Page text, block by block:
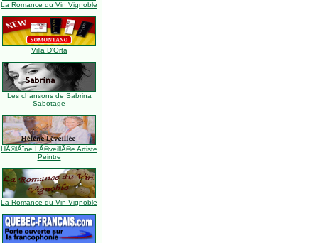
La Romance du Vin Vignoble
Villa D'Orta
Les chansons de Sabrina
Sabotage
HÃ©lÃ¨ne LÃ©veillÃ©e Artiste
Peintre
La Romance du Vin Vignoble